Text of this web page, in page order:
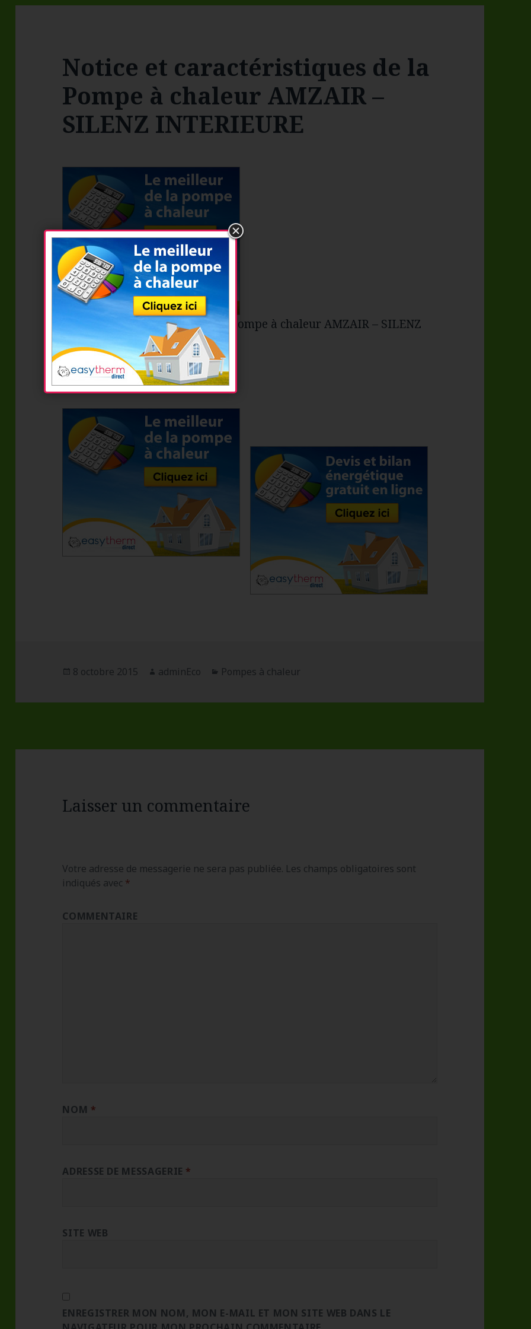
Notice et caractéristiques de la
Pompe à chaleur AMZAIR –
SILENZ INTERIEURE
Notice et caractéristiques de la Pompe à chaleur AMZAIR – SILENZ
INTERIEURE
Download the PDF file .
Publié
8 octobre 2015 Auteur
adminEco Catégories
Pompes à chaleur
Laisser un commentaire
Votre adresse de messagerie ne sera pas publiée. Les champs obligatoires sont
indiqués avec *
COMMENTAIRE
NOM *
ADRESSE DE MESSAGERIE *
SITE WEB
ENREGISTRER MON NOM, MON E-MAIL ET MON SITE WEB DANS LE